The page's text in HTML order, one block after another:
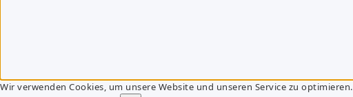
Wir verwenden Cookies, um unsere Website und unseren Service zu optimieren.